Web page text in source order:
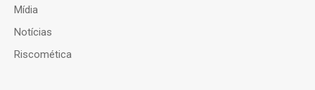
Mídia
Notícias
Riscomética